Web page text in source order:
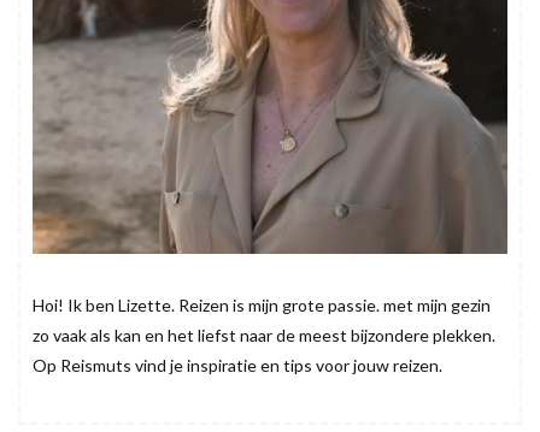
Hoi! Ik ben Lizette. Reizen is mijn grote passie. met mijn gezin
zo vaak als kan en het liefst naar de meest bijzondere plekken.
Op Reismuts vind je inspiratie en tips voor jouw reizen.